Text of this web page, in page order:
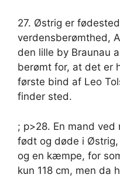
27. Østrig er
verdensberømthed,
den lille by Braunau
berømt for, at det er
første bind af Leo
finder sted.
; p>28. En mand ved
født og døde i
og en kæmpe, for
kun 118 cm, men da